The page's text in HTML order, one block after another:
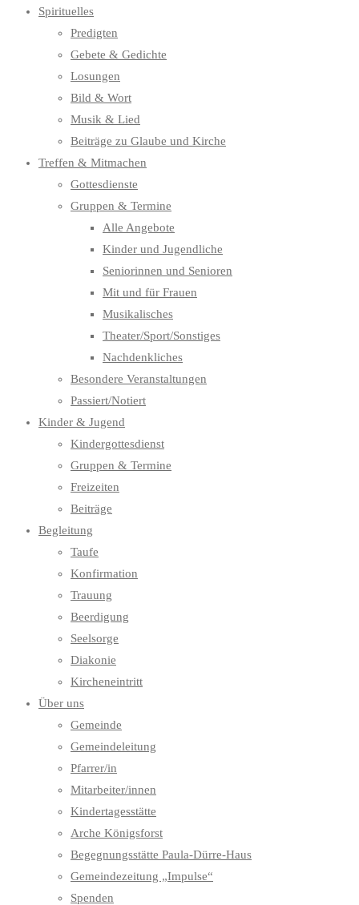
Spirituelles
Predigten
Gebete & Gedichte
Losungen
Bild & Wort
Musik & Lied
Beiträge zu Glaube und Kirche
Treffen & Mitmachen
Gottesdienste
Gruppen & Termine
Alle Angebote
Kinder und Jugendliche
Seniorinnen und Senioren
Mit und für Frauen
Musikalisches
Theater/Sport/Sonstiges
Nachdenkliches
Besondere Veranstaltungen
Passiert/Notiert
Kinder & Jugend
Kindergottesdienst
Gruppen & Termine
Freizeiten
Beiträge
Begleitung
Taufe
Konfirmation
Trauung
Beerdigung
Seelsorge
Diakonie
Kircheneintritt
Über uns
Gemeinde
Gemeindeleitung
Pfarrer/in
Mitarbeiter/innen
Kindertagesstätte
Arche Königsforst
Begegnungsstätte Paula-Dürre-Haus
Gemeindezeitung „Impulse“
Spenden